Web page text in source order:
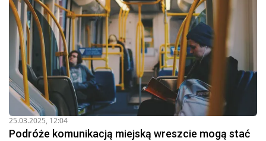
25.03.2025, 12:04
Podróże komunikacją miejską wreszcie mogą stać